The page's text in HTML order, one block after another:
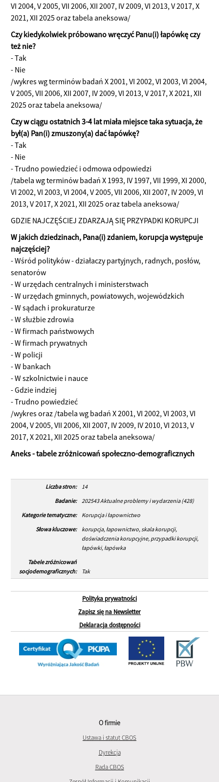
VI 2004, V 2005, VII 2006, XII 2007, IV 2009, VI 2013, V 2017, X
2021, XII 2025 oraz tabela aneksowa/
Czy kiedykolwiek próbowano wręczyć Panu(i) łapówkę czy
też nie?
- Tak
- Nie
/wykres wg terminów badań X 2001, VI 2002, VI 2003, VI 2004,
V 2005, VII 2006, XII 2007, IV 2009, VI 2013, V 2017, X 2021, XII
2025 oraz tabela aneksowa/
Czy w ciągu ostatnich 3-4 lat miała miejsce taka sytuacja, że
był(a) Pan(i) zmuszony(a) dać łapówkę?
- Tak
- Nie
- Trudno powiedzieć i odmowa odpowiedzi
/tabela wg terminów badań X 1993, IV 1997, VII 1999, XI 2000,
VI 2002, VI 2003, VI 2004, V 2005, VII 2006, XII 2007, IV 2009, VI
2013, V 2017, X 2021, XII 2025 oraz tabela aneksowa/
GDZIE NAJCZĘŚCIEJ ZDARZAJĄ SIĘ PRZYPADKI KORUPCJI
W jakich dziedzinach, Pana(i) zdaniem, korupcja występuje
najczęściej?
- Wśród polityków - działaczy partyjnych, radnych, posłów,
senatorów
- W urzędach centralnych i ministerstwach
- W urzędach gminnych, powiatowych, wojewódzkich
- W sądach i prokuraturze
- W służbie zdrowia
- W firmach państwowych
- W firmach prywatnych
- W policji
- W bankach
- W szkolnictwie i nauce
- Gdzie indziej
- Trudno powiedzieć
/wykres oraz /tabela wg badań X 2001, VI 2002, VI 2003, VI
2004, V 2005, VII 2006, XII 2007, IV 2009, IV 2010, VI 2013, V
2017, X 2021, XII 2025 oraz tabela aneksowa/
Aneks - tabele zróżnicowań społeczno-demograficznych
Liczba stron:
14
Badanie:
202543 Aktualne problemy i wydarzenia (428)
Kategorie tematyczne:
Korupcja i łapownictwo
Słowa kluczowe:
korupcja, łapownictwo, skala korupcji,
doświadczenia korupcyjne, przypadki korupcji,
łapówki, łapówka
Tabele zróżnicowań
socjodemograficznych:
Tak
Polityka prywatności
Zapisz się na Newsletter
Deklaracja dostępności
O firmie
Ustawa i statut CBOS
Dyrekcja
Rada CBOS